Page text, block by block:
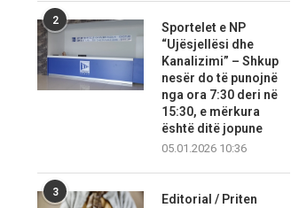
2
Sportelet e NP
“Ujësjellësi dhe
Kanalizimi” – Shkup
nesër do të punojnë
nga ora 7:30 deri në
15:30, e mërkura
është ditë jopune
05.01.2026 10:36
3
Editorial / Priten